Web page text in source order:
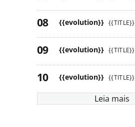
{{evolution}} {{TITLE}}
{{evolution}} {{TITLE}}
{{evolution}} {{TITLE}}
Leia mais